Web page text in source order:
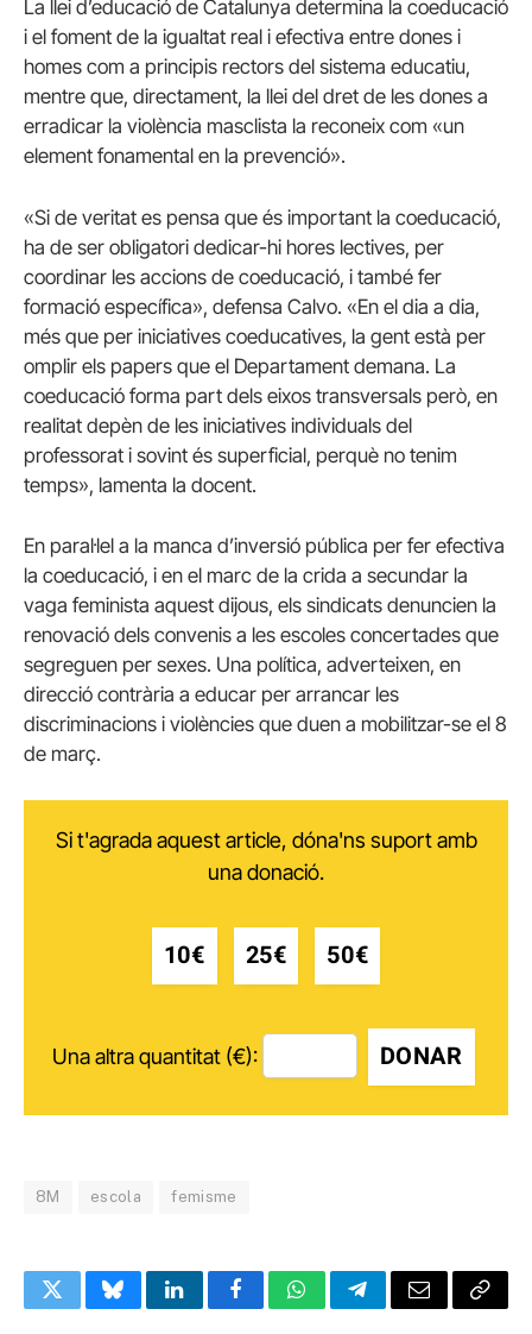
La llei d’educació de Catalunya determina la coeducació
i el foment de la igualtat real i efectiva entre dones i
homes com a principis rectors del sistema educatiu,
mentre que, directament, la llei del dret de les dones a
erradicar la violència masclista la reconeix com «un
element fonamental en la prevenció».
«Si de veritat es pensa que és important la coeducació,
ha de ser obligatori dedicar-hi hores lectives, per
coordinar les accions de coeducació, i també fer
formació específica», defensa Calvo. «En el dia a dia,
més que per iniciatives coeducatives, la gent està per
omplir els papers que el Departament demana. La
coeducació forma part dels eixos transversals però, en
realitat depèn de les iniciatives individuals del
professorat i sovint és superficial, perquè no tenim
temps», lamenta la docent.
En paral·lel a la manca d’inversió pública per fer efectiva
la coeducació, i en el marc de la crida a secundar la
vaga feminista aquest dijous, els sindicats denuncien la
renovació dels convenis a les escoles concertades que
segreguen per sexes. Una política, adverteixen, en
direcció contrària a educar per arrancar les
discriminacions i violències que duen a mobilitzar-se el 8
de març.
Si t'agrada aquest article, dóna'ns suport amb
una donació.
10€ 25€ 50€
Una altra quantitat (€): DONAR
8M escola femisme
TwitterBlueskyLinkedInFacebookWhatsAppTelegramEmail Copy